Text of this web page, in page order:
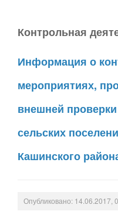
Контрольная
Информация о
мероприятиях,
внешней
сельских
Кашинского
Опубликовано: 14.06.2017,